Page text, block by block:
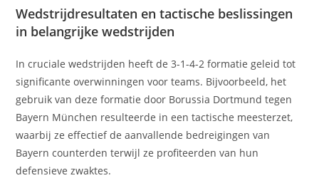
Wedstrijdresultaten en tactische beslissingen
in belangrijke wedstrijden
In cruciale wedstrijden heeft de 3-1-4-2 formatie geleid tot
significante overwinningen voor teams. Bijvoorbeeld, het
gebruik van deze formatie door Borussia Dortmund tegen
Bayern München resulteerde in een tactische meesterzet,
waarbij ze effectief de aanvallende bedreigingen van
Bayern counterden terwijl ze profiteerden van hun
defensieve zwaktes.